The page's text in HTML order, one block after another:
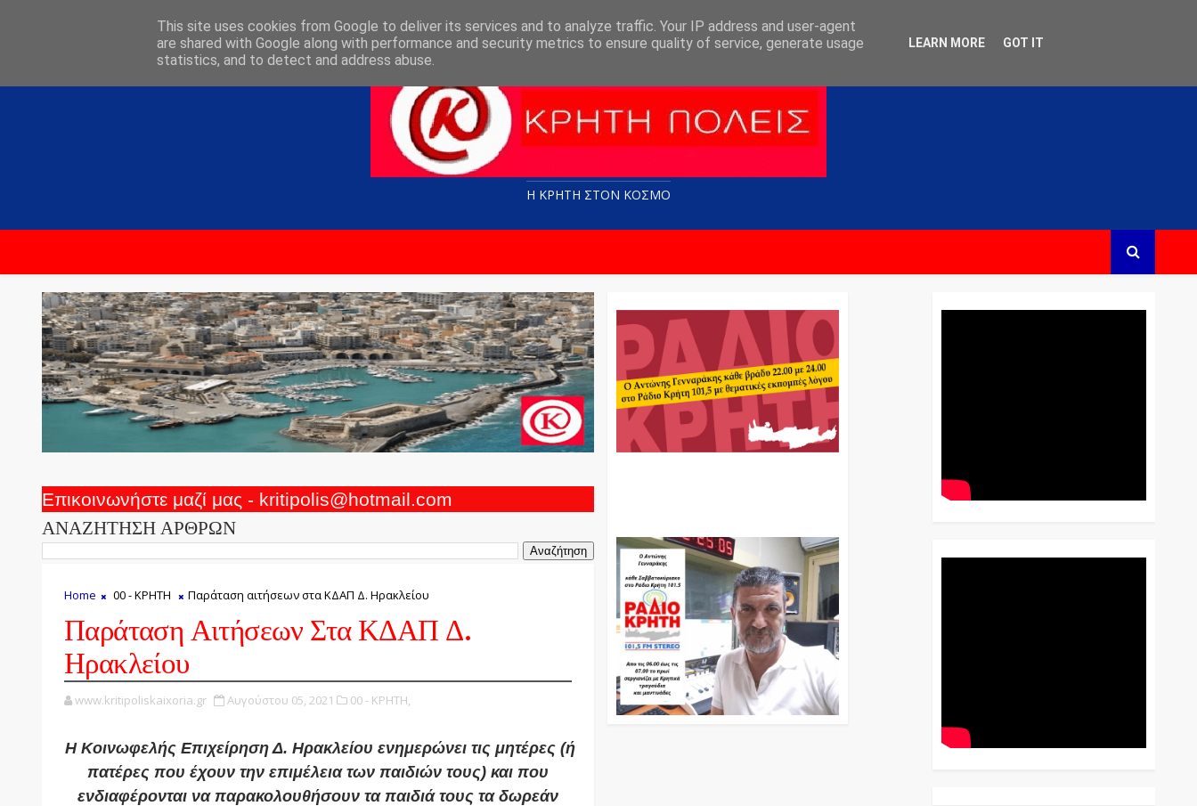
Η ΚΡΗΤΗ ΣΤΟN KOΣΜΟ
Επικοινωνήστε μαζί μας - kritipolis@hotmail.com
ΑΝΑΖΗΤΗΣΗ ΑΡΘΡΩΝ
Home 00 - ΚΡΗΤΗ Παράταση αιτήσεων στα ΚΔΑΠ Δ. Ηρακλείου
Παράταση Αιτήσεων Στα ΚΔΑΠ Δ.
Ηρακλείου
www.kritipoliskaixoria.gr Αυγούστου 05, 2021 00 - ΚΡΗΤΗ,
Η Κοινωφελής Επιχείρηση Δ. Ηρακλείου ενημερώνει τις μητέρες (ή
πατέρες που έχουν την επιμέλεια των παιδιών τους) και που
ενδιαφέρονται να παρακολουθήσουν τα παιδιά τους τα δωρεάν
This site uses cookies from Google to deliver its services and to analyze traffic. Your IP address and user-agent
are shared with Google along with performance and security metrics to ensure quality of service, generate usage
statistics, and to detect and address abuse.
LEARN MORE GOT IT